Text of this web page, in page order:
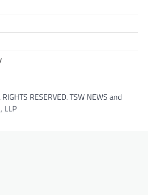
RESERVED. TSW NEWS and
LLP